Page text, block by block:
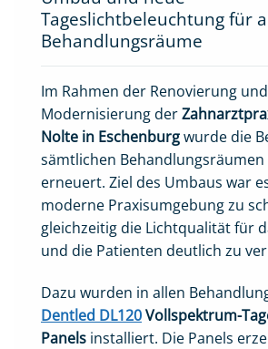
Tageslichtbeleuchtung für
Behandlungsräume
Im Rahmen der Renovierung und
Modernisierung der
Nolte in Eschenburgwurde die
sämtlichen
erneuert. Ziel des Umbaus war
moderne Praxisumgebung zu
gleichzeitig die Lichtqualität für
und die Patienten deutlich zu
Dazu wurden in allen
Dentled DL120Vollspektrum-
Panels installiert. Die Panels